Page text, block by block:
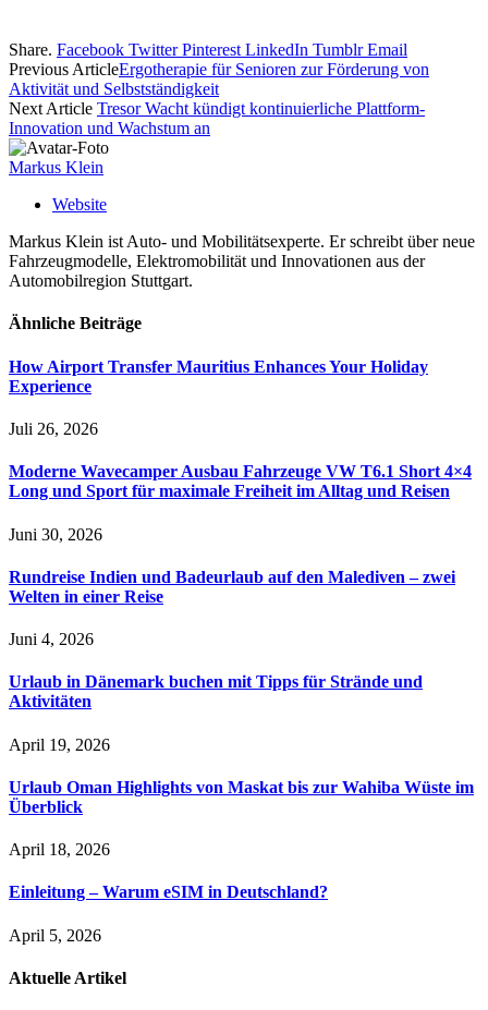
Share. Facebook Twitter Pinterest LinkedIn Tumblr Email
Previous ArticleErgotherapie für Senioren zur Förderung von
Aktivität und Selbstständigkeit
Next Article Tresor Wacht kündigt kontinuierliche Plattform-
Innovation und Wachstum an
Markus Klein
Website
Markus Klein ist Auto- und Mobilitätsexperte. Er schreibt über neue
Fahrzeugmodelle, Elektromobilität und Innovationen aus der
Automobilregion Stuttgart.
Ähnliche Beiträge
How Airport Transfer Mauritius Enhances Your Holiday
Experience
Juli 26, 2026
Moderne Wavecamper Ausbau Fahrzeuge VW T6.1 Short 4×4
Long und Sport für maximale Freiheit im Alltag und Reisen
Juni 30, 2026
Rundreise Indien und Badeurlaub auf den Malediven – zwei
Welten in einer Reise
Juni 4, 2026
Urlaub in Dänemark buchen mit Tipps für Strände und
Aktivitäten
April 19, 2026
Urlaub Oman Highlights von Maskat bis zur Wahiba Wüste im
Überblick
April 18, 2026
Einleitung – Warum eSIM in Deutschland?
April 5, 2026
Aktuelle Artikel